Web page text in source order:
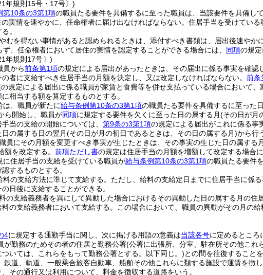
年規則15号・17号〕)
第10条の3第1項の職員たる要件を具備するに至った職員は、当該要件を具備し
実情を速やかに、任命権者に届け出なければならない。 住居手当を受けてい
。
むを得ない事情があると認められるときは、添付すべき書類は、届出後速やか
、任命権者において居住の実情を認定することができる場合には、 同項の規定
年規則17号〕)
員から前条第1項の規定による届出があったときは、その届出に係る事実を確認
者に支給すべき住居手当の月額を決定し、又は改定しなければならない。 前条
の規定による届出に係る職員が家賃と食費等を併せ支払っている場合において
相当する額を算定するものとする。
は、職員が新たに給与条例第10条の3第1項の職員たる要件を具備するに至った
ら開始し、職員が同項に規定する要件を欠くに至った日の属する月(その日が月
当の支給の開始については、 第9条の3第1項の規定による届出がこれに係る事
の属する日の翌月(その日が月の初日であるときは、その日の属する月)から行
員にその月額を変更すべき事実が生じたときは、その事実の生じた日の属する
額を改定する。 前項ただし書の規定は住居手当の月額を増額して改定する場合
に住居手当の支給を受けている職員が給与条例第10条の3第1項の職員たる要件
するものとする。
の支給方法に準じて支給する。 ただし、給料の支給定日までに住居手当に係
日後に支給することができる。
の支給義務者を異にして異動した場合におけるその異動した日の属する月の住
の支給義務者において支給する。
この場合において、職員の異動がその月の
4に規定する通勤手当に関し、次に掲げる用語の意義は当該各号に定めるところ
が勤務のためその者の住居と勤務公署(公署に出張所、分室、駐在所その他これ
いては、これらをもって勤務公署とする。以下同じ。)との間を往復することを
鉄道、軌道、一般乗合旅客自動車、船舶その他これらに類する施設で運賃を徴
その通行又は利用について、料金を徴収する道路をいう。